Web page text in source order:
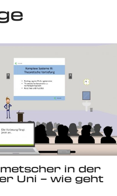
in der
Uni – wie geht